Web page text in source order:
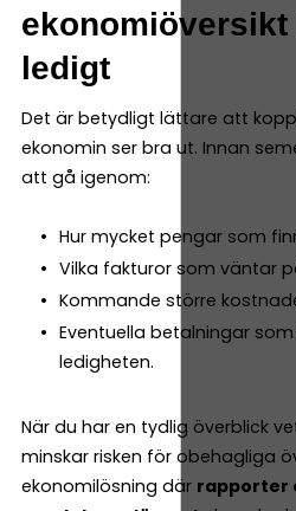
ledigt
Det är betydligt lättare att
ekonomin ser bra ut. Innan
att gå igenom:
Hur mycket pengar som
Vilka fakturor som väntar
Kommande större
Eventuella betalningar
ledigheten.
När du har en tydlig överblick
minskar risken för obehagliga
ekonomilösning där rapporter